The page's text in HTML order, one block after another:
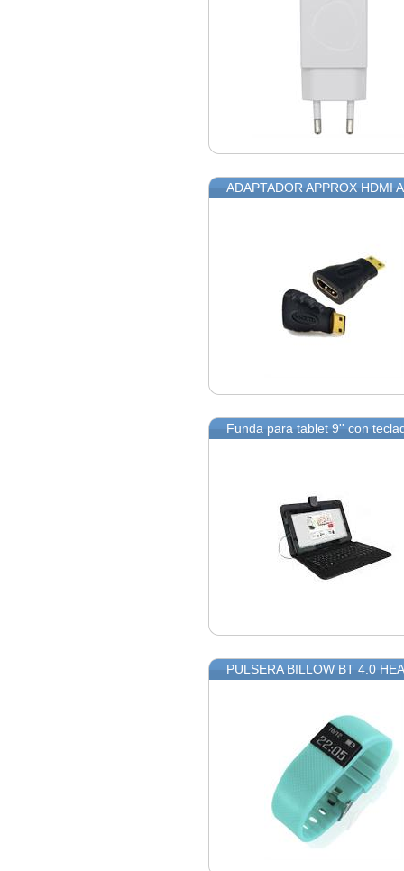
ADAPTADOR APPROX HDMI
Funda para tablet 9'' con
PULSERA BILLOW BT 4.0